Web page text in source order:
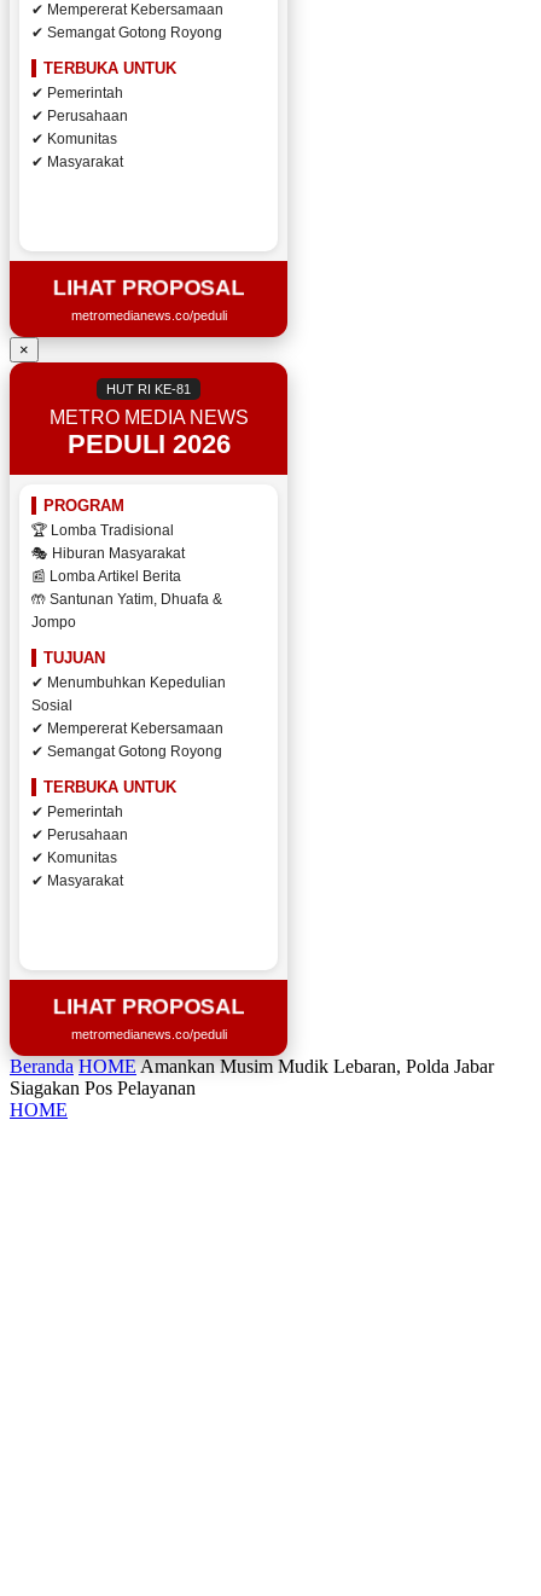
✔ Mempererat Kebersamaan
✔ Semangat Gotong Royong
TERBUKA UNTUK
✔ Pemerintah
✔ Perusahaan
✔ Komunitas
✔ Masyarakat
LIHAT PROPOSAL
metromedianews.co/peduli
×
HUT RI KE-81
METRO MEDIA NEWS
PEDULI 2026
PROGRAM
🏆 Lomba Tradisional
🎭 Hiburan Masyarakat
📰 Lomba Artikel Berita
🤲 Santunan Yatim, Dhuafa &
Jompo
TUJUAN
✔ Menumbuhkan Kepedulian
Sosial
✔ Mempererat Kebersamaan
✔ Semangat Gotong Royong
TERBUKA UNTUK
✔ Pemerintah
✔ Perusahaan
✔ Komunitas
✔ Masyarakat
LIHAT PROPOSAL
metromedianews.co/peduli
Beranda HOMEAmankan Musim Mudik Lebaran, Polda Jabar
Siagakan Pos Pelayanan
HOME